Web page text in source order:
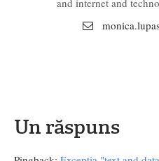
and internet and
Un răspuns